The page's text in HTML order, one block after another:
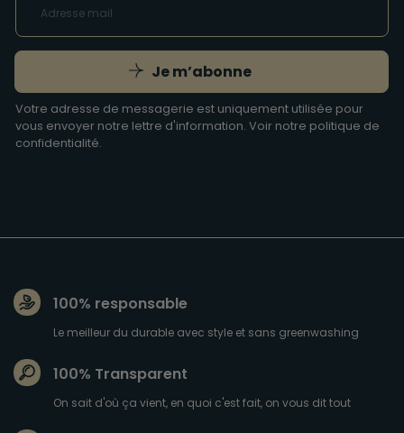
Je m’abonne
Votre adresse de messagerie est uniquement utilisée pour
vous envoyer notre lettre d'information. Voir notre politique de
confidentialité.
100% responsable
Le meilleur du durable avec style et sans greenwashing
100% Transparent
On sait d'où ça vient, en quoi c'est fait, on vous dit tout